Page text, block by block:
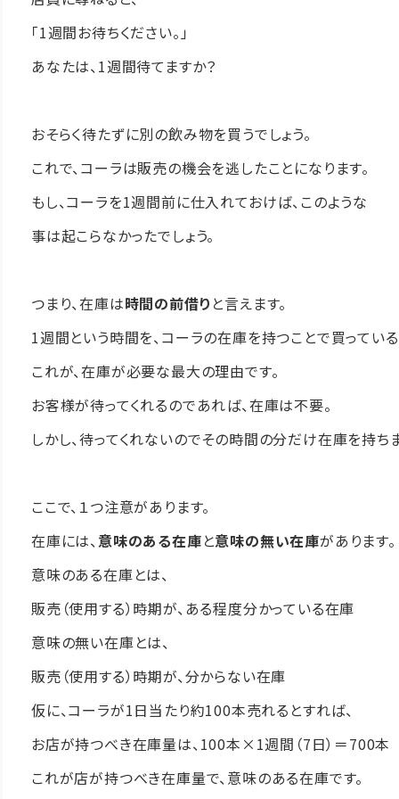
「1週間お待ちください。」
あなたは、1週間待てますか？
おそらく待たずに別の飲み物を買うでしょう。
これで、コーラは販売の機会を逃したことになります。
もし、コーラを1週間前に仕入れておけば、このような
事は起こらなかったでしょう。
つまり、在庫は時間の前借り と言えます。
1週間という時間を、コーラの在庫を持つことで買っている
これが、在庫が必要な最大の理由です。
お客様が待ってくれるのであれば、在庫は不要。
しかし、待ってくれないのでその時間の分だけ在庫を持ち
ここで、１つ注意があります。
在庫には、意味のある在庫と意味の無い在庫があります。
意味のある在庫とは、
販売（使用する）時期が、ある程度分かっている在庫
意味の無い在庫とは、
販売（使用する）時期が、分からない在庫
仮に、コーラが1日当たり約100本売れるとすれば、
お店が持つべき在庫量は、100本×1週間（7日）＝700本
これが店が持つべき在庫量で、意味のある在庫です。